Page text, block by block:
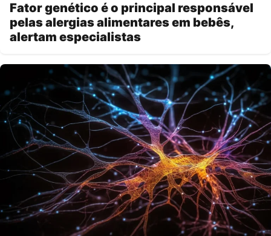
Fator genético é o principal responsável
pelas alergias alimentares em bebês,
alertam especialistas